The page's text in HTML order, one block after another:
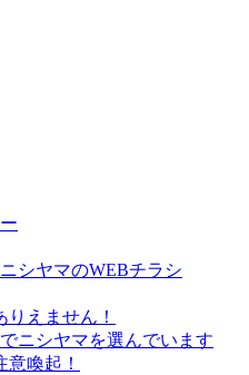
シヤマのWEBチラシ
りえません！
ニシヤマを選んでいます
喚起！